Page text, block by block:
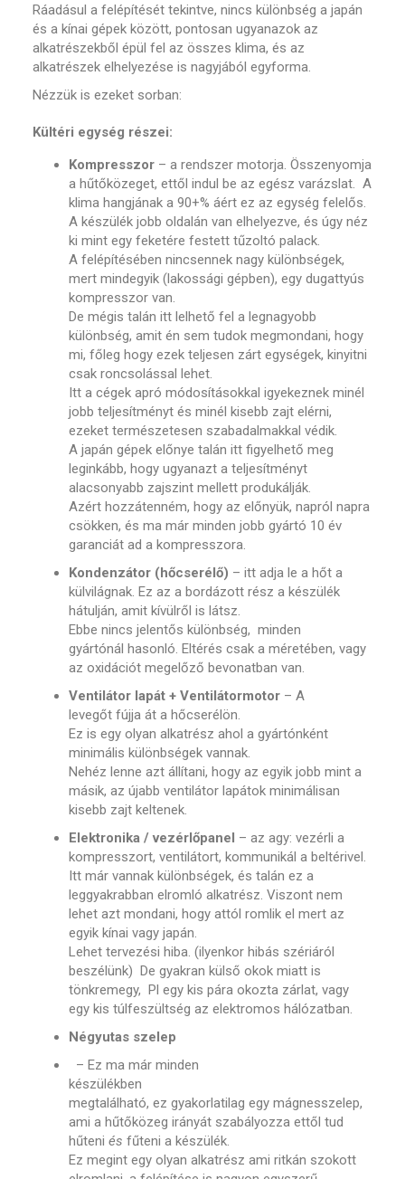
Ráadásul a felépítését tekintve, nincs különbség a japán
és a kínai gépek között, pontosan ugyanazok az
alkatrészekből épül fel az összes klima, és az
alkatrészek elhelyezése is nagyjából egyforma.
Nézzük is ezeket sorban:
Kültéri egység részei:
Kompresszor – a rendszer motorja. Összenyomja
a hűtőközeget, ettől indul be az egész varázslat. A
klima hangjának a 90+% áért ez az egység felelős.
A készülék jobb oldalán van elhelyezve, és úgy néz
ki mint egy feketére festett tűzoltó palack.
A felépítésében nincsennek nagy különbségek,
mert mindegyik (lakossági gépben), egy dugattyús
kompresszor van.
De mégis talán itt lelhető fel a legnagyobb
különbség, amit én sem tudok megmondani, hogy
mi, főleg hogy ezek teljesen zárt egységek, kinyitni
csak roncsolással lehet.
Itt a cégek apró módosításokkal igyekeznek minél
jobb teljesítményt és minél kisebb zajt elérni,
ezeket természetesen szabadalmakkal védik.
A japán gépek előnye talán itt figyelhető meg
leginkább, hogy ugyanazt a teljesítményt
alacsonyabb zajszint mellett produkálják.
Azért hozzátenném, hogy az előnyük, napról napra
csökken, és ma már minden jobb gyártó 10 év
garanciát ad a kompresszora.
Kondenzátor (hőcserélő) – itt adja le a hőt a
külvilágnak. Ez az a bordázott rész a készülék
hátulján, amit kívülről is látsz.
Ebbe nincs jelentős különbség, minden
gyártónál hasonló. Eltérés csak a méretében, vagy
az oxidációt megelőző bevonatban van.
Ventilátor lapát + Ventilátormotor – A
levegőt fújja át a hőcserélön.
Ez is egy olyan alkatrész ahol a gyártónként
minimális különbségek vannak.
Nehéz lenne azt állítani, hogy az egyik jobb mint a
másik, az újabb ventilátor lapátok minimálisan
kisebb zajt keltenek.
Elektronika / vezérlőpanel – az agy: vezérli a
kompresszort, ventilátort, kommunikál a beltérivel.
Itt már vannak különbségek, és talán ez a
leggyakrabban elromló alkatrész. Viszont nem
lehet azt mondani, hogy attól romlik el mert az
egyik kínai vagy japán.
Lehet tervezési hiba. (ilyenkor hibás szériáról
beszélünk) De gyakran külső okok miatt is
tönkremegy, Pl egy kis pára okozta zárlat, vagy
egy kis túlfeszültség az elektromos hálózatban.
Négyutas szelep
– Ez ma már minden
készülékben
megtalálható, ez gyakorlatilag egy mágnesszelep,
ami a hűtőközeg irányát szabályozza ettől tud
hűteniés fűteni a készülék.
Ez megint egy olyan alkatrész ami ritkán szokott